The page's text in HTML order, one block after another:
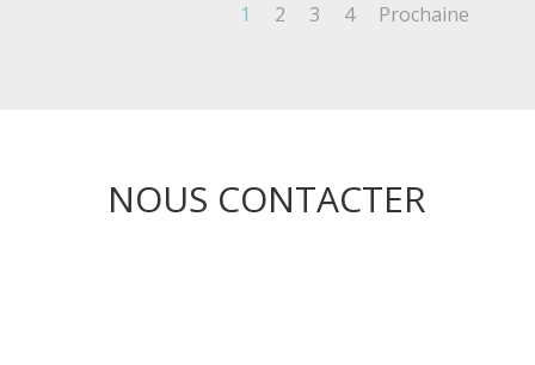
1 2 3 4 Prochaine
NOUS CONTACTER